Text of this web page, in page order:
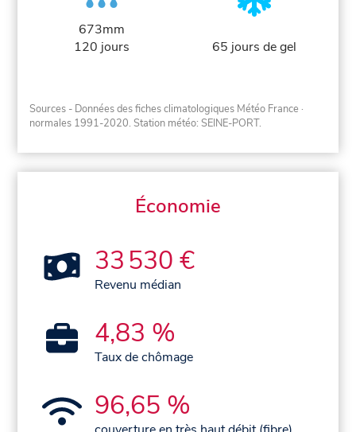
673mm
120 jours
65 jours de gel
Sources - Données des fiches climatologiques Météo France ·
normales 1991-2020. Station météo: SEINE-PORT.
Économie
33 530 €
Revenu médian
4,83 %
Taux de chômage
96,65 %